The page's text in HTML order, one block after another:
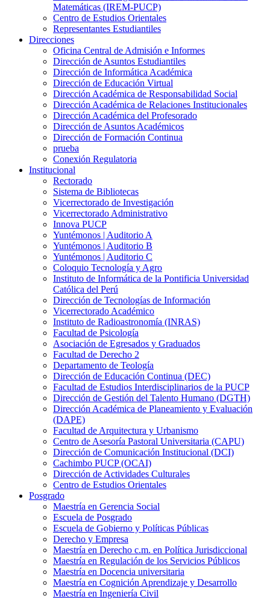
Matemáticas (IREM-PUCP)
Centro de Estudios Orientales
Representantes Estudiantiles
Direcciones
Oficina Central de Admisión e Informes
Dirección de Asuntos Estudiantiles
Dirección de Informática Académica
Dirección de Educación Virtual
Dirección Académica de Responsabilidad Social
Dirección Académica de Relaciones Institucionales
Dirección Académica del Profesorado
Dirección de Asuntos Académicos
Dirección de Formación Continua
prueba
Conexión Regulatoria
Institucional
Rectorado
Sistema de Bibliotecas
Vicerrectorado de Investigación
Vicerrectorado Administrativo
Innova PUCP
Yuntémonos | Auditorio A
Yuntémonos | Auditorio B
Yuntémonos | Auditorio C
Coloquio Tecnología y Agro
Instituto de Informática de la Pontificia Universidad
Católica del Perú
Dirección de Tecnologías de Información
Vicerrectorado Académico
Instituto de Radioastronomía (INRAS)
Facultad de Psicología
Asociación de Egresados y Graduados
Facultad de Derecho 2
Departamento de Teología
Dirección de Educación Continua (DEC)
Facultad de Estudios Interdisciplinarios de la PUCP
Dirección de Gestión del Talento Humano (DGTH)
Dirección Académica de Planeamiento y Evaluación
(DAPE)
Facultad de Arquitectura y Urbanismo
Centro de Asesoría Pastoral Universitaria (CAPU)
Dirección de Comunicación Institucional (DCI)
Cachimbo PUCP (OCAI)
Dirección de Actividades Culturales
Centro de Estudios Orientales
Posgrado
Maestría en Gerencia Social
Escuela de Posgrado
Escuela de Gobierno y Políticas Públicas
Derecho y Empresa
Maestría en Derecho c.m. en Política Jurisdiccional
Maestría en Regulación de los Servicios Públicos
Maestría en Docencia universitaria
Maestría en Cognición Aprendizaje y Desarrollo
Maestría en Ingeniería Civil